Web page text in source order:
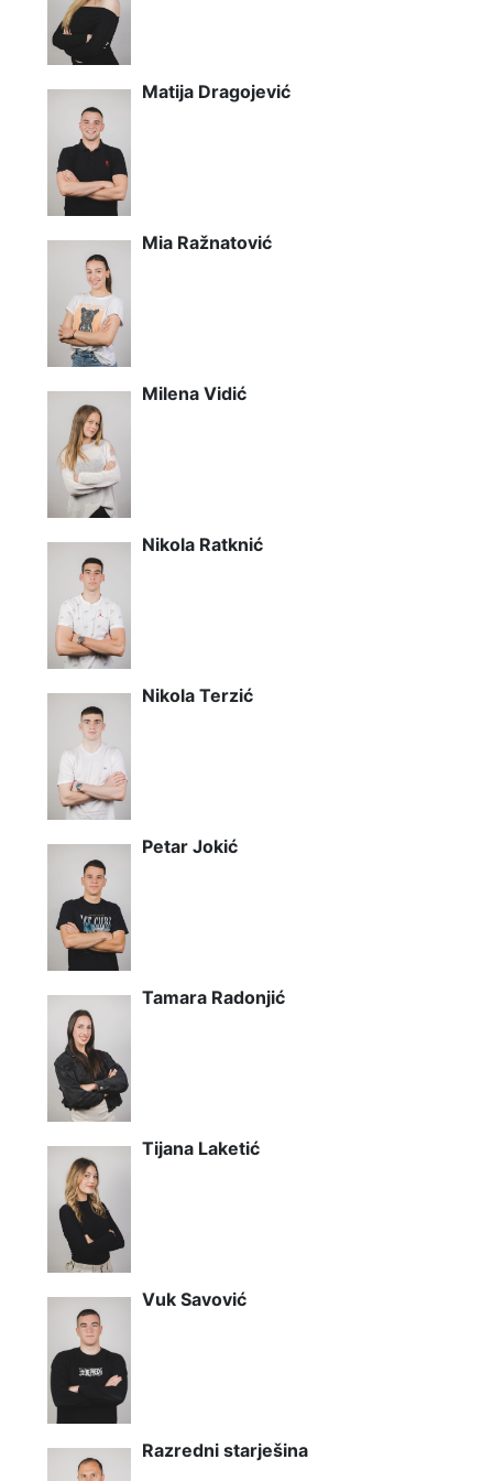
Matija Dragojević
Mia Ražnatović
Milena Vidić
Nikola Ratknić
Nikola Terzić
Petar Jokić
Tamara Radonjić
Tijana Laketić
Vuk Savović
Razredni starješina